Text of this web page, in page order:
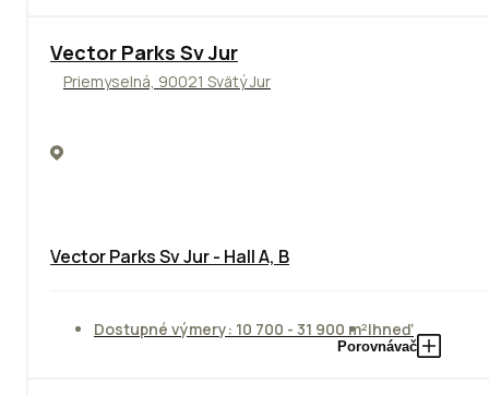
Vector Parks Sv Jur
Priemyselná, 90021 Svätý Jur
Vector Parks Sv Jur - Hall A, B
Dostupné výmery: 10 700 - 31 900 m²Ihneď
Porovnávač